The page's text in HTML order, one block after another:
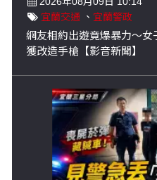
宜蘭交通 、 宜蘭警政
網友相約出遊竟爆暴力～
獲改造手槍【影音新聞】